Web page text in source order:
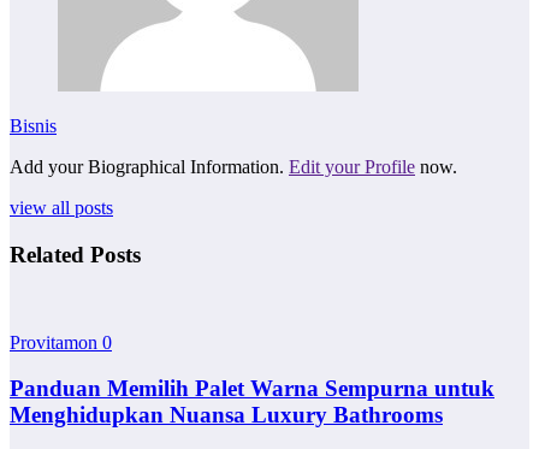
Bisnis
Add your Biographical Information. Edit your Profile now.
view all posts
Related Posts
Provitamon 0
Panduan Memilih Palet Warna Sempurna untuk
Menghidupkan Nuansa Luxury Bathrooms